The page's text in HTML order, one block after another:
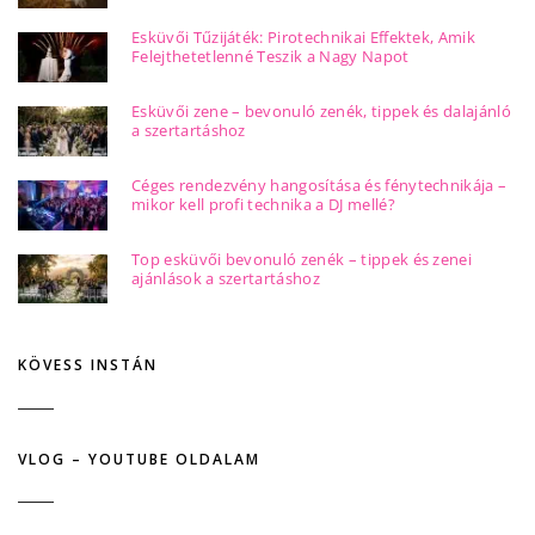
Esküvői Tűzijáték: Pirotechnikai Effektek, Amik
Felejthetetlenné Teszik a Nagy Napot
Esküvői zene – bevonuló zenék, tippek és dalajánló
a szertartáshoz
Céges rendezvény hangosítása és fénytechnikája –
mikor kell profi technika a DJ mellé?
Top esküvői bevonuló zenék – tippek és zenei
ajánlások a szertartáshoz
KÖVESS INSTÁN
VLOG – YOUTUBE OLDALAM